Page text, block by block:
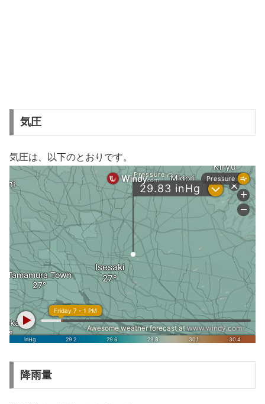
気圧
気圧は、以下のとおりです。
降雨量